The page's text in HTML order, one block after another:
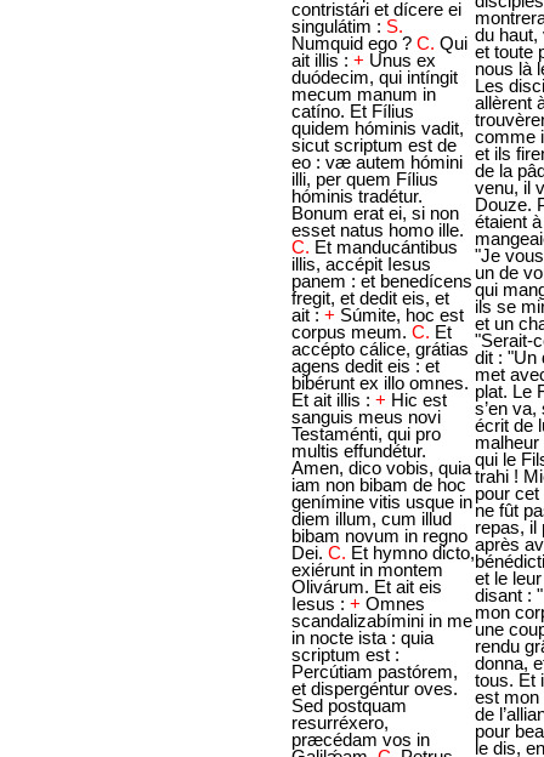
contristári et dícere ei
singulátim : S.
Numquid ego ? C. Qui
ait illis : + Unus ex
duódecim, qui intíngit
mecum manum in
catíno. Et Fílius
quidem hóminis vadit,
sicut scriptum est de
eo : væ autem hómini
illi, per quem Fílius
hóminis tradétur.
Bonum erat ei, si non
esset natus homo ille.
C. Et manducántibus
illis, accépit Iesus
panem : et benedícens
fregit, et dedit eis, et
ait :+ Súmite, hoc est
corpus meum. C. Et
accépto cálice, grátias
agens dedit eis : et
bibérunt ex illo omnes.
Et ait illis : + Hic est
sanguis meus novi
Testaménti, qui pro
multis effundétur.
Amen, dico vobis, quia
iam non bibam de hoc
genímine vitis usque in
diem illum, cum illud
bibam novum in regno
Dei. C. Et hymno dicto,
exiérunt in montem
Olivárum. Et ait eis
Iesus : + Omnes
scandalizabímini in me
in nocte ista : quia
scriptum est :
Percútiam pastórem,
et dispergéntur oves.
Sed postquam
resurréxero,
præcédam vos in